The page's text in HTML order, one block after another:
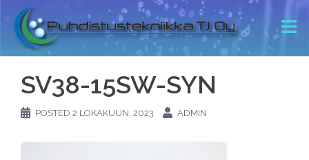
SV38-15SW-SYN
POSTED 2 LOKAKUUN, 2023 ADMIN